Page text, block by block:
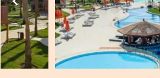
של 25 ק"מ, ונמל התעופה הבינלאומי שארם א-שייח'
של 5 ק"מ משם. חניה פרטית זמינה באתר ללא